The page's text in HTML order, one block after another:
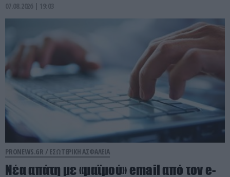
07.08.2026 | 19:03
PRONEWS.GR / ΕΣΩΤΕΡΙΚΗ ΑΣΦΑΛΕΙΑ
Νέα απάτη με «μαϊμού» email από τον e-